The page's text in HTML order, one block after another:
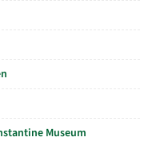
Museum